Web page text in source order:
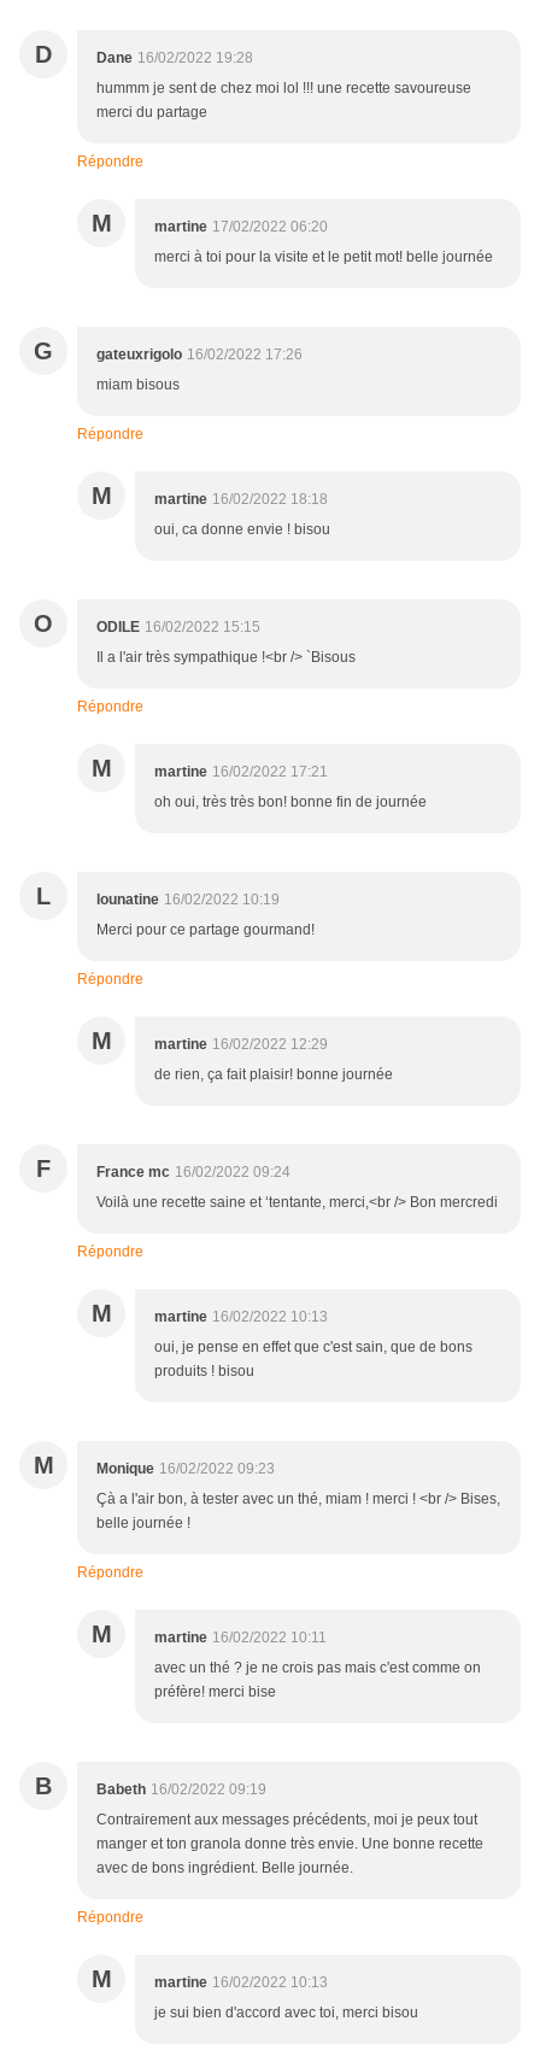
D Dane 16/02/2022 19:28
hummm je sent de chez moi lol !!! une recette savoureuse
merci du partage
Répondre
M martine 17/02/2022 06:20
merci à toi pour la visite et le petit mot! belle journée
G gateuxrigolo 16/02/2022 17:26
miam bisous
Répondre
M martine 16/02/2022 18:18
oui, ca donne envie ! bisou
O ODILE 16/02/2022 15:15
Il a l'air très sympathique !<br /> `Bisous
Répondre
M martine 16/02/2022 17:21
oh oui, très très bon! bonne fin de journée
L lounatine 16/02/2022 10:19
Merci pour ce partage gourmand!
Répondre
M martine 16/02/2022 12:29
de rien, ça fait plaisir! bonne journée
F France mc 16/02/2022 09:24
Voilà une recette saine et ‘tentante, merci,<br /> Bon mercredi
Répondre
M martine 16/02/2022 10:13
oui, je pense en effet que c'est sain, que de bons
produits ! bisou
M Monique 16/02/2022 09:23
Çà a l'air bon, à tester avec un thé, miam ! merci ! <br /> Bises,
belle journée !
Répondre
M martine 16/02/2022 10:11
avec un thé ? je ne crois pas mais c'est comme on
préfère! merci bise
B Babeth 16/02/2022 09:19
Contrairement aux messages précédents, moi je peux tout
manger et ton granola donne très envie. Une bonne recette
avec de bons ingrédient. Belle journée.
Répondre
M martine 16/02/2022 10:13
je sui bien d'accord avec toi, merci bisou